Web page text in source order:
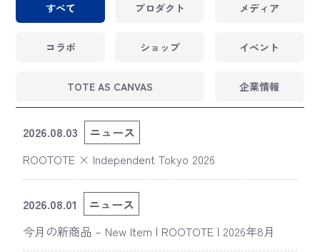
すべて プロダクト メディア
コラボ ショップ イベント
TOTE AS CANVAS 企業情報
2026.08.03
ニュース
ROOTOTE × Independent Tokyo 2026
2026.08.01
ニュース
今月の新商品 – New Item | ROOTOTE | 2026年8月